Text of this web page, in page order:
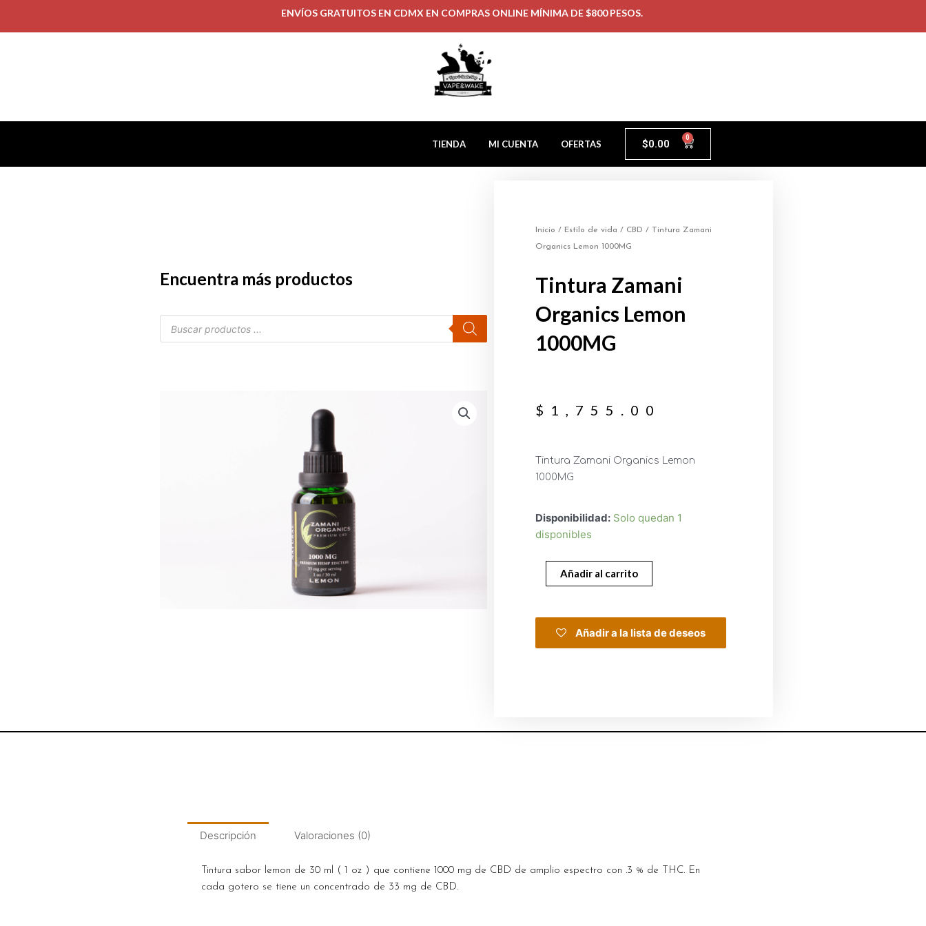
ENVÍOS GRATUITOS EN CDMX EN COMPRAS ONLINE MÍNIMA DE $800 PESOS.
TIENDA MI CUENTA OFERTAS $0.00 0
Encuentra más productos
Inicio / Estilo de vida / CBD / Tintura Zamani
Organics Lemon 1000MG
Tintura Zamani
Organics Lemon
1000MG
$ 1,755.00
Tintura Zamani Organics Lemon
1000MG
Disponibilidad: Solo quedan 1
disponibles
Añadir al carrito
Añadir a la lista de deseos
Descripción Valoraciones (0)
Tintura sabor lemon de 30 ml ( 1 oz ) que contiene 1000 mg de CBD de amplio espectro con .3 % de THC. En
cada gotero se tiene un concentrado de 33 mg de CBD.